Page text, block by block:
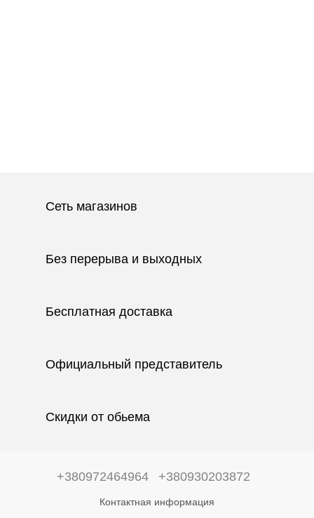
Сеть магазинов
Без перерыва и выходных
Бесплатная доставка
Официальный представитель
Скидки от обьема
+380972464964 +380930203872
Контактная информация